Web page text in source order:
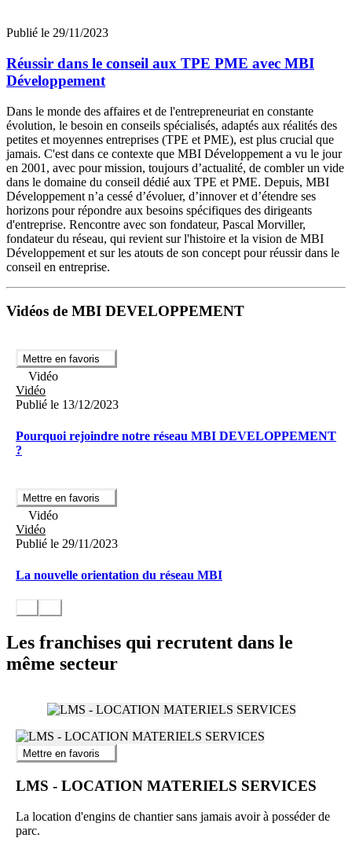
Publié le 29/11/2023
Réussir dans le conseil aux TPE PME avec MBI
Développement
Dans le monde des affaires et de l'entrepreneuriat en constante
évolution, le besoin en conseils spécialisés, adaptés aux réalités des
petites et moyennes entreprises (TPE et PME), est plus crucial que
jamais. C'est dans ce contexte que MBI Développement a vu le jour
en 2001, avec pour mission, toujours d’actualité, de combler un vide
dans le domaine du conseil dédié aux TPE et PME. Depuis, MBI
Développement n’a cessé d’évoluer, d’innover et d’étendre ses
horizons pour répondre aux besoins spécifiques des dirigeants
d'entreprise. Rencontre avec son fondateur, Pascal Morviller,
fondateur du réseau, qui revient sur l'histoire et la vision de MBI
Développement et sur les atouts de son concept pour réussir dans le
conseil en entreprise.
Vidéos de MBI DEVELOPPEMENT
Mettre en favoris
Vidéo
Vidéo
Publié le 13/12/2023
Pourquoi rejoindre notre réseau MBI DEVELOPPEMENT
?
Mettre en favoris
Vidéo
Vidéo
Publié le 29/11/2023
La nouvelle orientation du réseau MBI
Les franchises qui recrutent dans le
même secteur
Mettre en favoris
LMS - LOCATION MATERIELS SERVICES
La location d'engins de chantier sans jamais avoir à posséder de
parc.